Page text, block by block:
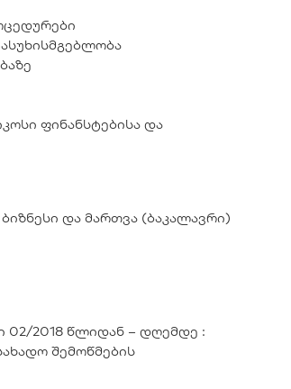
ფინანსტებისა და
და მართვა (ბაკალავრი)
02/2018 წლიდან – დღემდე :
შემოწმების